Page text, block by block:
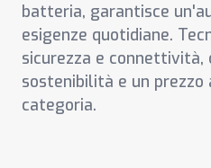
batteria, garantisce
esigenze quotidiane.
sicurezza e connettività,
sostenibilità e un prezzo
categoria.